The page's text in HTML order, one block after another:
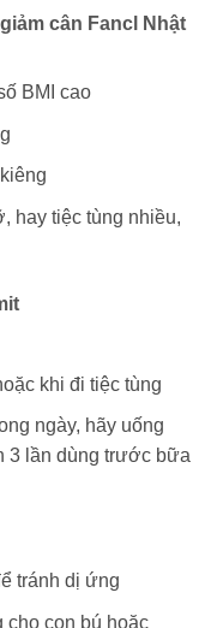
cân Fancl Nhật
BMI cao
hay tiệc tùng nhiều,
khi đi tiệc tùng
ngày, hãy uống
3 lần dùng trước bữa
tránh dị ứng
cho con bú hoặc